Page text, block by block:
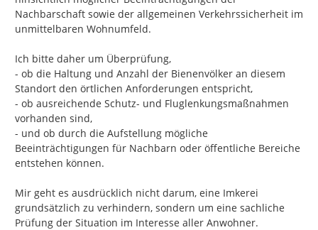
Nachbarschaft sowie der allgemeinen Verkehrssicherheit im
unmittelbaren Wohnumfeld.
Ich bitte daher um Überprüfung,
- ob die Haltung und Anzahl der Bienenvölker an diesem
Standort den örtlichen Anforderungen entspricht,
- ob ausreichende Schutz- und Fluglenkungsmaßnahmen
vorhanden sind,
- und ob durch die Aufstellung mögliche
Beeinträchtigungen für Nachbarn oder öffentliche Bereiche
entstehen können.
Mir geht es ausdrücklich nicht darum, eine Imkerei
grundsätzlich zu verhindern, sondern um eine sachliche
Prüfung der Situation im Interesse aller Anwohner.